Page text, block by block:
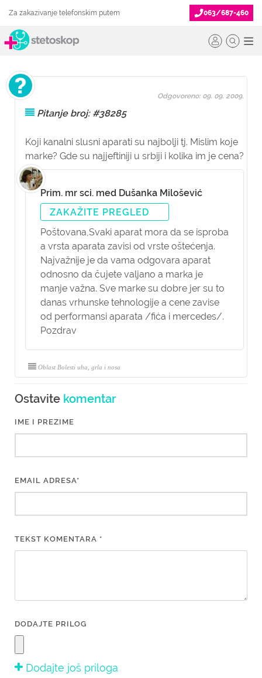
Za zakazivanje telefonskim putem 063/687-460
Pitanje broj: #38285
Koji kanalni slusni aparati su najbolji tj. Mislim koje
marke? Gde su najjeftiniji u srbiji i kolika im je cena?
Odgovoreno: 09. 09. 2009.
Prim. mr sci. med Dušanka Milošević
ZAKAŽITE PREGLED
Poštovana,Svaki aparat mora da se isproba
a vrsta aparata zavisi od vrste oštećenja.
Najvažnije je da vama odgovara aparat
odnosno da čujete valjano a marka je
manje važna. Sve marke su dobre jer su to
danas vrhunske tehnologije a cene zavise
od performansi aparata /fića i mercedes/.
Pozdrav
Oblast Bolesti uha, grla i nosa
Ostavite komentar
IME I PREZIME
EMAIL ADRESA*
TEKST KOMENTARA *
DODAJTE PRILOG
Dodajte još priloga